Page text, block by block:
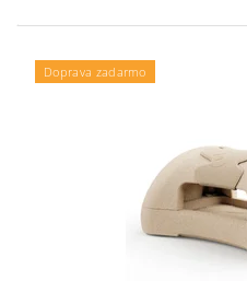
Doprava zadarmo